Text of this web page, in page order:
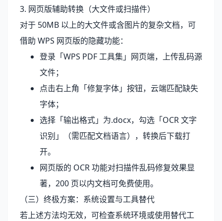
3. 网页版辅助转换（大文件或扫描件）
对于 50MB 以上的大文件或含图片的复杂文档，可
借助 WPS 网页版的隐藏功能：
登录「WPS PDF 工具集」网页端，上传乱码源
文件；
点击右上角「修复字体」按钮，云端匹配缺失
字体；
选择「输出格式」为.docx，勾选「OCR 文字
识别」（需匹配文档语言），转换后下载打
开。
网页版的 OCR 功能对扫描件乱码修复效果显
著，200 页以内文档可免费使用。
（三）终极方案：系统设置与工具替代
若上述方法均无效，可检查系统环境或使用替代工